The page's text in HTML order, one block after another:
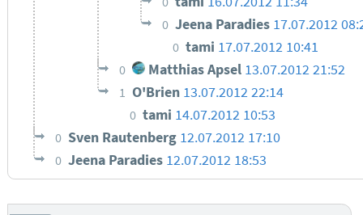
0 Jeena Paradies 17.07.2012
0 tami 17.07.2012 10:41
0 Matthias Apsel 13.07.2012 21:52
1 O'Brien 13.07.2012 22:14
0 tami 14.07.2012 10:53
0 Sven Rautenberg 12.07.2012 17:10
0 Jeena Paradies 12.07.2012 18:53